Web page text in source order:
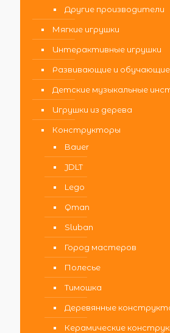
Другие производители
Мягкие игрушки
Интерактивные игрушки
Развивающие и обучающие
Детские музыкальные
Игрушки из дерева
Конструкторы
Bauer
JDLT
Lego
Qman
Sluban
Город мастеров
Полесье
Тимошка
Деревянные
Керамические